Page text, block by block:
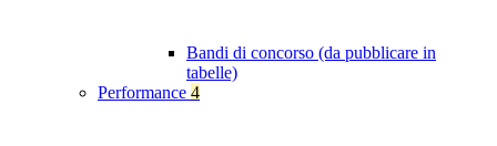
Bandi di concorso (da pubblicare in
tabelle)
Performance 4